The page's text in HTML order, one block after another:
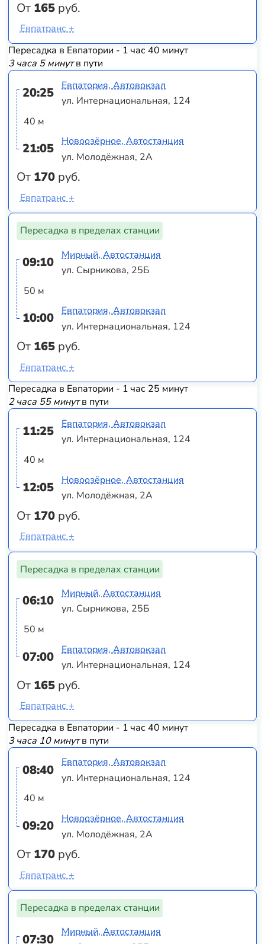
От 165 руб.
Евпатранс +
Пересадка в Евпатории - 1 час 40 минут
3 часа 5 минутв пути
20:25
40 м
21:05
От 170 руб.
Евпатория, Автовокзал
ул. Интернациональная, 124
Новоозёрное, Автостанция
ул. Молодёжная, 2А
Евпатранс +
Пересадка в пределах станции
09:10
50 м
10:00
От 165 руб.
Мирный, Автостанция
ул. Сырникова, 25Б
Евпатория, Автовокзал
ул. Интернациональная, 124
Евпатранс +
Пересадка в Евпатории - 1 час 25 минут
2 часа 55 минутв пути
11:25
40 м
12:05
От 170 руб.
Евпатория, Автовокзал
ул. Интернациональная, 124
Новоозёрное, Автостанция
ул. Молодёжная, 2А
Евпатранс +
Пересадка в пределах станции
06:10
50 м
07:00
От 165 руб.
Мирный, Автостанция
ул. Сырникова, 25Б
Евпатория, Автовокзал
ул. Интернациональная, 124
Евпатранс +
Пересадка в Евпатории - 1 час 40 минут
3 часа 10 минутв пути
08:40
40 м
09:20
От 170 руб.
Евпатория, Автовокзал
ул. Интернациональная, 124
Новоозёрное, Автостанция
ул. Молодёжная, 2А
Евпатранс +
Пересадка в пределах станции
07:30
Мирный, Автостанция